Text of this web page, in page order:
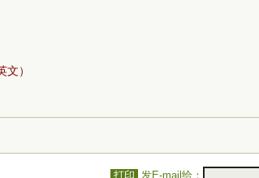
文）
打印 发E-mail给：